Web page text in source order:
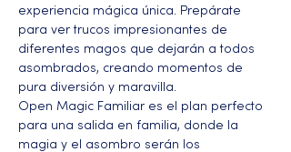
experiencia mágica única. Prepárate
para ver trucos impresionantes de
diferentes magos que dejarán a todos
asombrados, creando momentos de
pura diversión y maravilla.
Open Magic Familiar es el plan perfecto
para una salida en familia, donde la
magia y el asombro serán los